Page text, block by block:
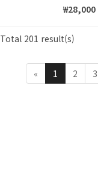
₩28,000
Total 201 result(s)
« 1 2 3